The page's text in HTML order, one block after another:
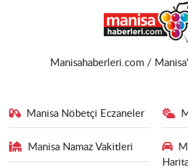
Manisahaberleri.com /
Manisa Nöbetçi Eczaneler
Manisa Namaz Vakitleri